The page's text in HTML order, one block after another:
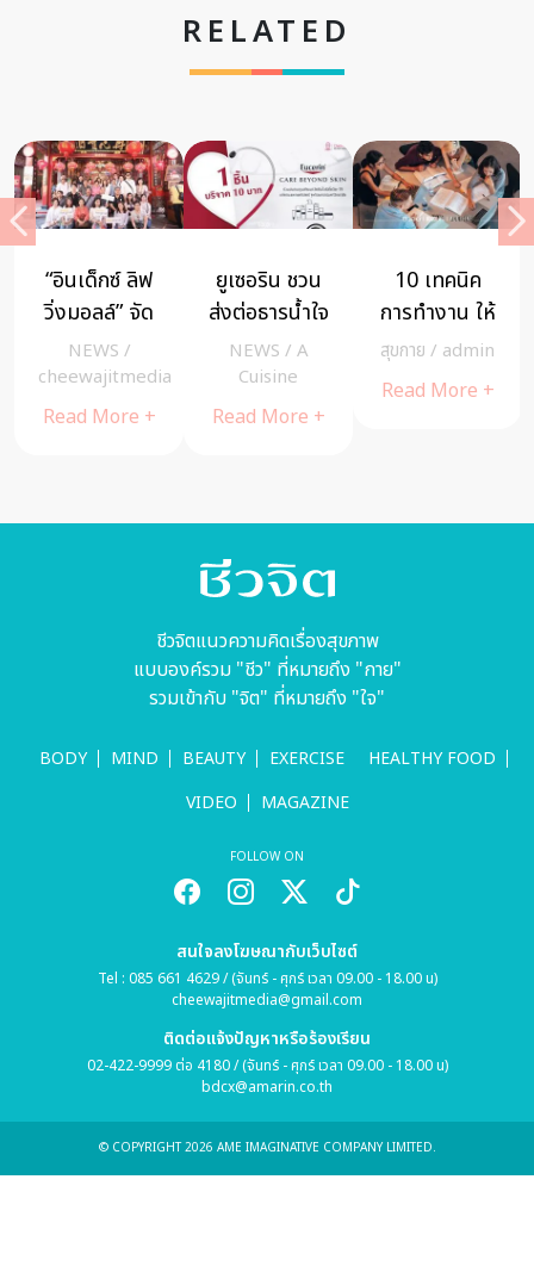
RELATED
“อินเด็กซ์ ลิฟ
วิ่งมอลล์” จัด
เอ็กซ์คลูซีฟ
ทริป พาลูกค้า
ล่องเจ้าพระยา
NEWS /
cheewajitmedia
Read More +
ยูเซอริน ชวน
ส่งต่อธารน้ำใจ
กับโครงการ
“Care
Beyond
NEWS / A
Cuisine
Read More +
10 เทคนิค
การทำงาน ให้
โดดเด่น ดัน
งานให้รุ่ง มุ่ง
สุขกาย / admin
Read More +
ชีวจิตแนวความคิดเรื่องสุขภาพ
แบบองค์รวม "ชีว" ที่หมายถึง "กาย"
รวมเข้ากับ "จิต" ที่หมายถึง "ใจ"
BODY MIND BEAUTY EXERCISE
HEALTHY FOOD
VIDEO
MAGAZINE
FOLLOW ON
สนใจลงโฆษณากับเว็บไซต์
Tel : 085 661 4629 / (จันทร์ - ศุกร์ เวลา 09.00 - 18.00 น)
cheewajitmedia@gmail.com
ติดต่อแจ้งปัญหาหรือร้องเรียน
02-422-9999 ต่อ 4180 / (จันทร์ - ศุกร์ เวลา 09.00 - 18.00 น)
bdcx@amarin.co.th
© COPYRIGHT 2026 AME IMAGINATIVE COMPANY LIMITED.